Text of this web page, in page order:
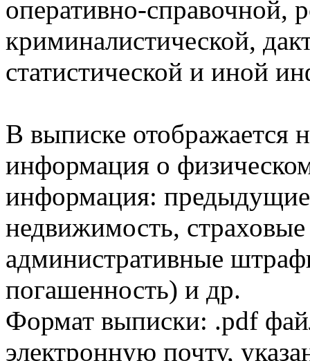
оперативно-справочной,
криминалистической,
статистической и иной
В выписке отображается
информация о
информация:
недвижимость,
административные
погашенность) и др.
Формат выписки: .pdf
электронную почту,